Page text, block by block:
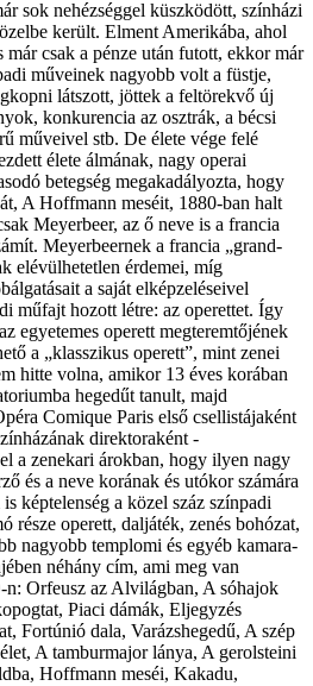
sok nehézséggel küszködött, színházi
került. Elment Amerikába, ahol
már csak a pénze után futott, ekkor már
műveinek nagyobb volt a füstje,
látszott, jöttek a feltörekvő új
konkurencia az osztrák, a bécsi
műveivel stb. De élete vége felé
élete álmának, nagy operai
betegség megakadályozta, hogy
A Hoffmann meséit, 1880-ban halt
Meyerbeer, az ő neve is a francia
Meyerbeernek a francia „grand-
elévülhetetlen érdemei, míg
a saját elképzeléseivel
műfajt hozott létre: az operettet. Így
egyetemes operett megteremtőjének
a „klasszikus operett”, mint zenei
hitte volna, amikor 13 éves korában
hegedűt tanult, majd
Comique Paris első csellistájaként
direktoraként -
a zenekari árokban, hogy ilyen nagy
és a neve korának és utókor számára
képtelenség a közel száz színpadi
része operett, daljáték, zenés bohózat,
nagyobb templomi és egyéb kamara-
néhány cím, ami meg van
Orfeusz az Alvilágban, A sóhajok
Piaci dámák, Eljegyzés
Fortúnió dala, Varázshegedű, A szép
A tamburmajor lánya, A gerolsteini
Hoffmann meséi, Kakadu,